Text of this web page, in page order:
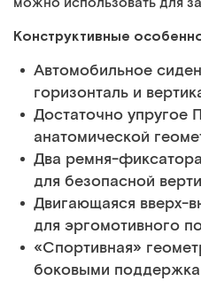
Конструктивные
Автомобильное
горизонталь и
Достаточно упругое
анатомической
Два ремня-
для безопасной
Двигающаяся вверх-
для эргомотивного
«Спортивная»
боковыми